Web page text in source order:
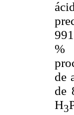
%
de
de
H3